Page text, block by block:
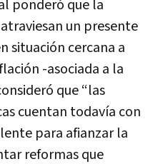
ponderó que la
un presente
situación cercana a
-asociada a la
que “las
cuentan todavía con
para afianzar la
reformas que